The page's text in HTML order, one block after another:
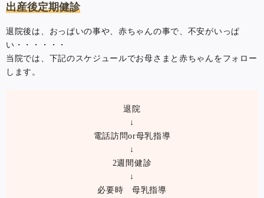
出産後定期健診
退院後は、おっぱいの事や、赤ちゃんの事で、不安がいっぱ
い・・・・・・
当院では、下記のスケジュールでお母さまと赤ちゃんをフォロー
します。
退院
↓
電話訪問or母乳指導
↓
2週間健診
↓
必要時 母乳指導